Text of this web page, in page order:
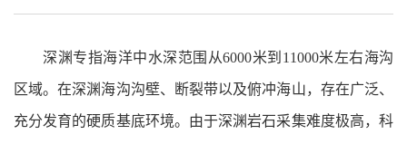
深渊专指海洋中水深范围从6000米到11000米左右海沟
区域。在深渊海沟沟壁、断裂带以及俯冲海山，存在广泛、
充分发育的硬质基底环境。由于深渊岩石采集难度极高，科